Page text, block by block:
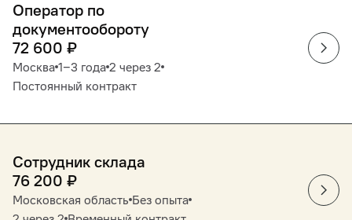
Оператор по
документообороту
72 600 ₽
Москва 1‒3 года 2 через 2
Постоянный контракт
Сотрудник склада
76 200 ₽
Московская область Без опыта